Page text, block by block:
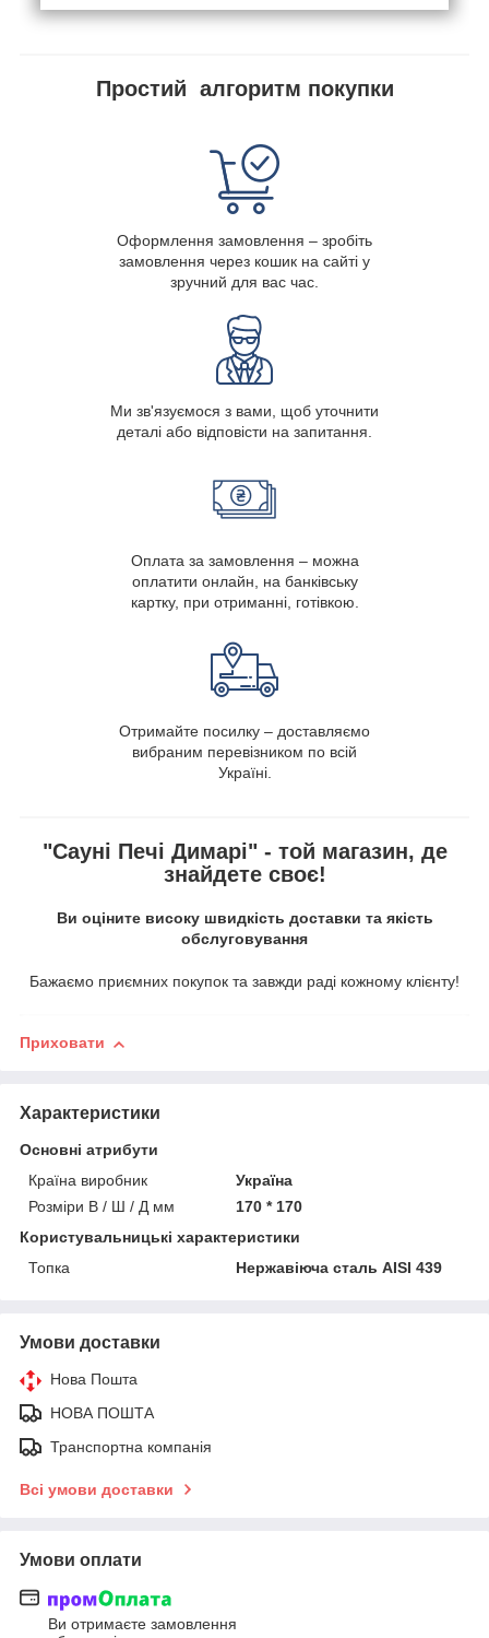
Простий алгоритм покупки
Оформлення замовлення – зробіть
замовлення через кошик на сайті у
зручний для вас час.
Ми зв'язуємося з вами, щоб уточнити
деталі або відповісти на запитання.
Оплата за замовлення – можна
оплатити онлайн, на банківську
картку, при отриманні, готівкою.
Отримайте посилку – доставляємо
вибраним перевізником по всій
Україні.
"Сауні Печі Димарі" - той магазин, де
знайдете своє!
Ви оціните високу швидкість доставки та якість
обслуговування
Бажаємо приємних покупок та завжди раді кожному клієнту!
Приховати
Характеристики
Основні атрибути
Країна виробник
Україна
Розміри В / Ш / Д мм
170 * 170
Користувальницькі характеристики
Топка
Нержавіюча сталь AISI 439
Умови доставки
Нова Пошта
НОВА ПОШТА
Транспортна компанія
Всі умови доставки
Умови оплати
Ви отримаєте замовлення